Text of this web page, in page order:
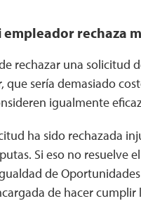
empleador rechaza
rechazar una solicitud
que sería demasiado
igualmente
ha sido rechazada
Si eso no resuelve
de
de hacer